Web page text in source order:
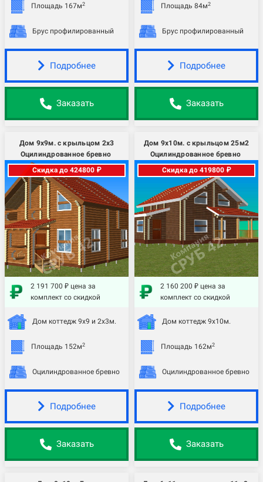
Площадь 167м2
Брус профилированный
Подробнее
Заказать
Площадь 84м2
Брус профилированный
Подробнее
Заказать
Дом 9х9м. с крыльцом 2х3
Оцилиндрованное бревно
Скидка до 424800 ₽
2 191 700 ₽ цена за
комплект со скидкой
Дом коттедж 9х9 и 2х3м.
Площадь 152м2
Оцилиндрованное бревно
Подробнее
Заказать
Дом 9х10м. с крыльцом 25м2
Оцилиндрованное бревно
Скидка до 419800 ₽
2 160 200 ₽ цена за
комплект со скидкой
Дом коттедж 9х10м.
Площадь 162м2
Оцилиндрованное бревно
Подробнее
Заказать